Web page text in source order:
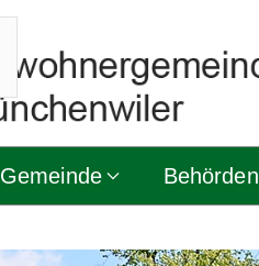
Gemeinde Behörden